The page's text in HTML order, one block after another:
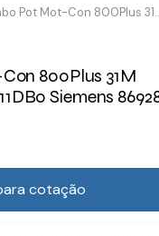
Cabo Pot Mot-Con
800Plus 31M
Siemens
cotação